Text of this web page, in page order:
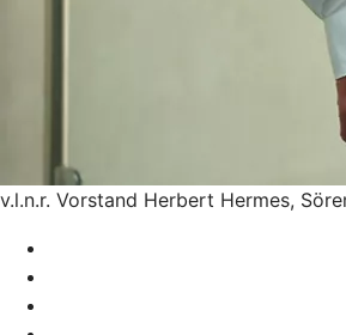
v.l.n.r. Vorstand Herbert Hermes,